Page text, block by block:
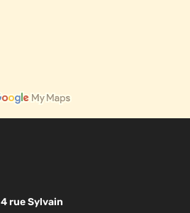
4 rue Sylvain